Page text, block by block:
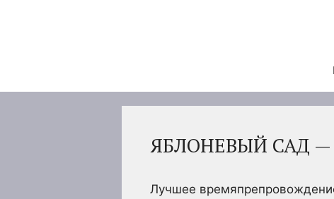
ЯБЛОНЕВЫЙ САД —
Лучшее